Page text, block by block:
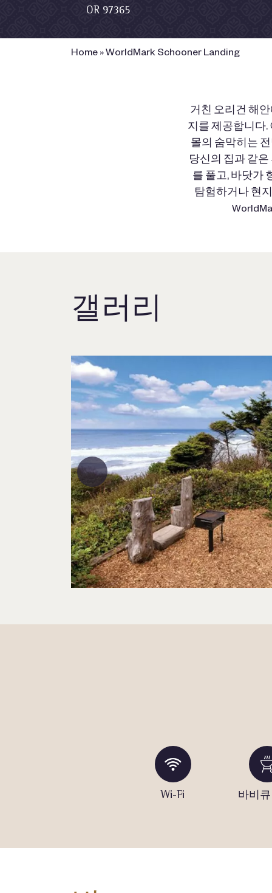
OR 97365
Home »WorldMark Schooner Landing
거친 오리건 해
지를 제공합니다.
몰의 숨막히는
당신의 집과 같
를 풀고, 바닷가
탐험하거나 현
갤러리
Wi-Fi 바비